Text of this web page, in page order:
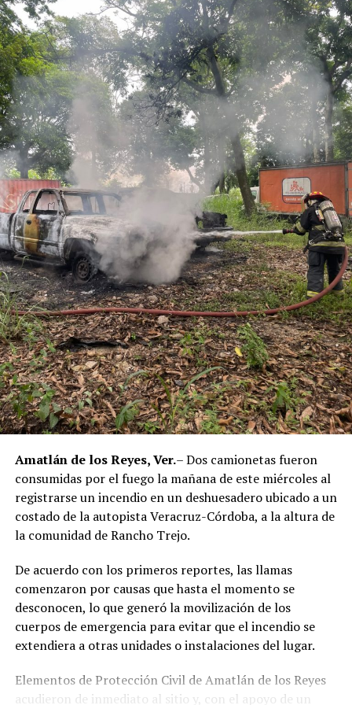
Tras varios meses de proceso penal, el juez consideró
acreditada la responsabilidad de Anselmo “N”, Jesús “N”,
Diego “N”, Lauro Arturo “N”, Dana Natalia “N” y
Bonifacio “N”, imponiéndoles una pena de cuatro años y
nueve meses de prisión.
Los ahora sentenciados formaban parte de la Policía
Municipal de Coscomatepec durante la administración
del alcalde de Movimiento Ciudadano, Armando Reyes
Muñoz, y permanecerán recluidos en el Centro de
Reinserción Social de Mediana Seguridad de La Toma, en
Amatlán de los Reyes, donde cumplirán la condena.
Aunque durante el operativo fueron detenidos siete
policías municipales, la sentencia dada a conocer
corresponde únicamente a seis de ellos. Hasta el
momento, las autoridades no han informado la situación
jurídica del séptimo implicado.
El caso evidenció presuntas irregularidades dentro de la
corporación policiaca y motivó la intervención de
autoridades estatales y federales, en un contexto de
reforzamiento de las investigaciones contra servidores
públicos relacionados con actividades ilícitas en la
La sentencia representa uno de los primeros fallos
derivados de aquel operativo y confirma la
responsabilidad penal de los exuniformados por delitos
relacionados con la posesión de droga y el
públicos.
Amatlán de los Reyes, Ver.– Dos camionetas fueron
consumidas por el fuego la mañana de este miércoles al
registrarse un incendio en un deshuesadero ubicado a un
costado de la autopista Veracruz-Córdoba, a la altura de
la comunidad de Rancho Trejo.
De acuerdo con los primeros reportes, las llamas
comenzaron por causas que hasta el momento se
desconocen, lo que generó la movilización de los
cuerpos de emergencia para evitar que el incendio se
extendiera a otras unidades o instalaciones del lugar.
Elementos de Protección Civil de Amatlán de los Reyes
acudieron de inmediato al sitio y, con el apoyo de un